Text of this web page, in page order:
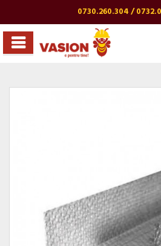
0730.260.304 /